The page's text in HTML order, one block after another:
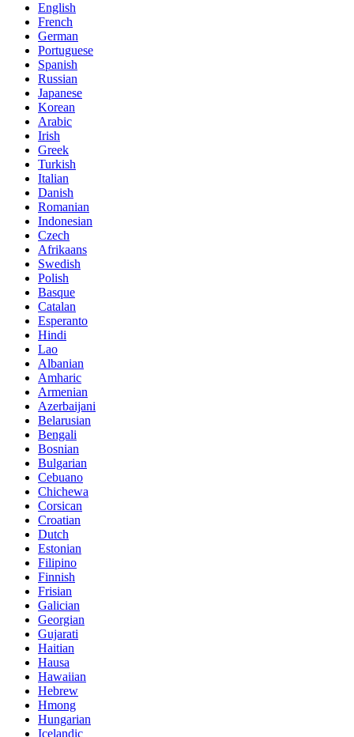
English
French
German
Portuguese
Spanish
Russian
Japanese
Korean
Arabic
Irish
Greek
Turkish
Italian
Danish
Romanian
Indonesian
Czech
Afrikaans
Swedish
Polish
Basque
Catalan
Esperanto
Hindi
Lao
Albanian
Amharic
Armenian
Azerbaijani
Belarusian
Bengali
Bosnian
Bulgarian
Cebuano
Chichewa
Corsican
Croatian
Dutch
Estonian
Filipino
Finnish
Frisian
Galician
Georgian
Gujarati
Haitian
Hausa
Hawaiian
Hebrew
Hmong
Hungarian
Icelandic